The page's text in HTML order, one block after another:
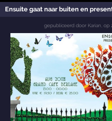
Ensuite gaat naar buiten en
gepubliceerd door Karian op